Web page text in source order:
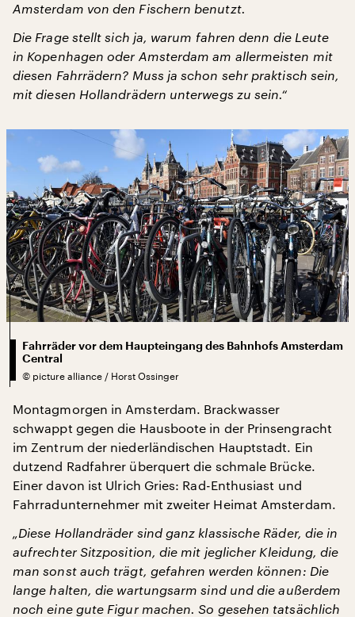
Amsterdam von den Fischern benutzt.
Die Frage stellt sich ja, warum fahren denn die Leute
in Kopenhagen oder Amsterdam am allermeisten mit
diesen Fahrrädern? Muss ja schon sehr praktisch sein,
mit diesen Hollandrädern unterwegs zu sein.“
Fahrräder vor dem Haupteingang des Bahnhofs Amsterdam
Central
© picture alliance / Horst Ossinger
Montagmorgen in Amsterdam. Brackwasser
schwappt gegen die Hausboote in der Prinsengracht
im Zentrum der niederländischen Hauptstadt. Ein
dutzend Radfahrer überquert die schmale Brücke.
Einer davon ist Ulrich Gries: Rad-Enthusiast und
Fahrradunternehmer mit zweiter Heimat Amsterdam.
„Diese Hollandräder sind ganz klassische Räder, die in
aufrechter Sitzposition, die mit jeglicher Kleidung, die
man sonst auch trägt, gefahren werden können: Die
lange halten, die wartungsarm sind und die außerdem
noch eine gute Figur machen. So gesehen tatsächlich